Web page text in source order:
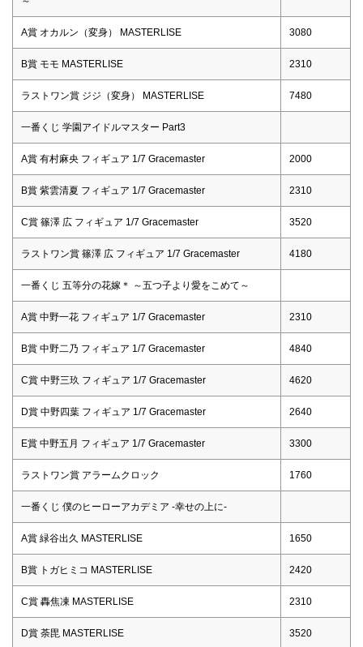
A賞 オカルン（変身） MASTERLISE 3080
B賞 モモ MASTERLISE 2310
ラストワン賞 ジジ（変身） MASTERLISE 7480
一番くじ 学園アイドルマスター Part3
A賞 有村麻央 フィギュア 1/7 Gracemaster 2000
B賞 紫雲清夏 フィギュア 1/7 Gracemaster 2310
C賞 篠澤 広 フィギュア 1/7 Gracemaster 3520
ラストワン賞 篠澤 広 フィギュア 1/7 Gracemaster 4180
一番くじ 五等分の花嫁＊ ～五つ子より愛をこめて～
A賞 中野一花 フィギュア 1/7 Gracemaster 2310
B賞 中野二乃 フィギュア 1/7 Gracemaster 4840
C賞 中野三玖 フィギュア 1/7 Gracemaster 4620
D賞 中野四葉 フィギュア 1/7 Gracemaster 2640
E賞 中野五月 フィギュア 1/7 Gracemaster 3300
ラストワン賞 アラームクロック 1760
一番くじ 僕のヒーローアカデミア -幸せの上に-
A賞 緑谷出久 MASTERLISE 1650
B賞 トガヒミコ MASTERLISE 2420
C賞 轟焦凍 MASTERLISE 2310
D賞 荼毘 MASTERLISE 3520